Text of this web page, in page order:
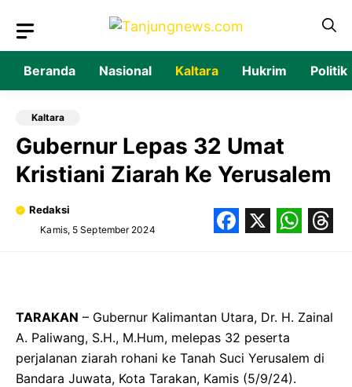
isi
Beranda Nasional Kaltara Hukrim Politik
Kaltara
Gubernur Lepas 32 Umat
Kristiani Ziarah Ke Yerusalem
Redaksi
Kamis, 5 September 2024
TARAKAN – Gubernur Kalimantan Utara, Dr. H. Zainal
A. Paliwang, S.H., M.Hum, melepas 32 peserta
perjalanan ziarah rohani ke Tanah Suci Yerusalem di
Bandara Juwata, Kota Tarakan, Kamis (5/9/24).